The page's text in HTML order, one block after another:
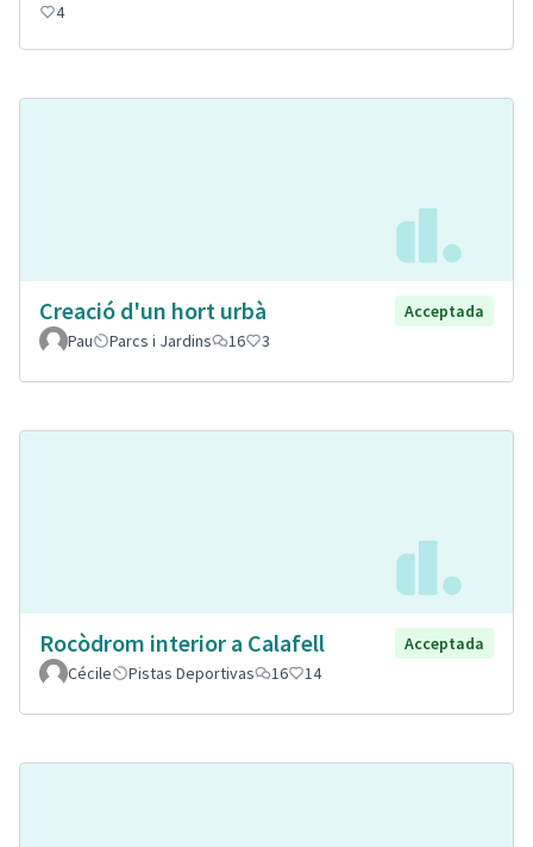
4
Creació d'un hort urbà
Acceptada
Pau
Parcs i Jardins 16 3
Rocòdrom interior a Calafell
Acceptada
Cécile
Pistas Deportivas 16 14